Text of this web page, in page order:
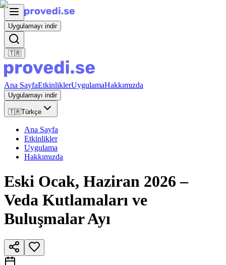
Uygulamayı indir
🇹🇷
Ana SayfaEtkinliklerUygulamaHakkımızda
Uygulamayı indir
🇹🇷Türkçe
Ana Sayfa
Etkinlikler
Uygulama
Hakkımızda
Eski Ocak, Haziran 2026 –
Veda Kutlamaları ve
Buluşmalar Ayı